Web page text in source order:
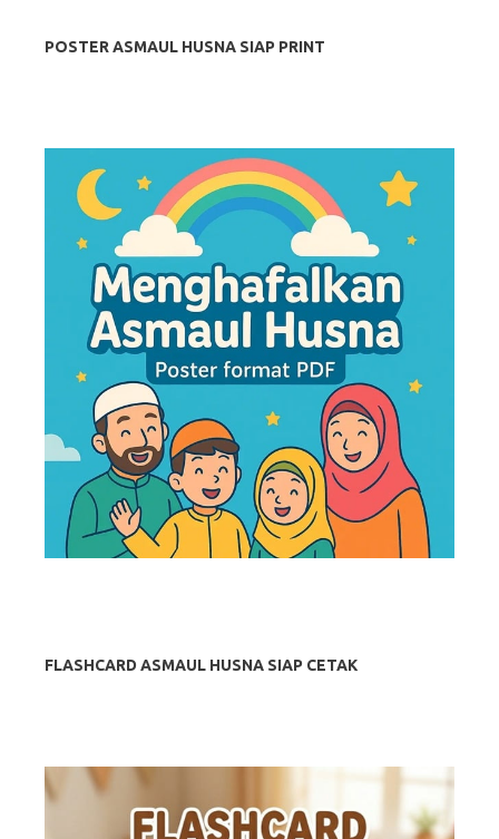
POSTER ASMAUL HUSNA SIAP PRINT
FLASHCARD ASMAUL HUSNA SIAP CETAK